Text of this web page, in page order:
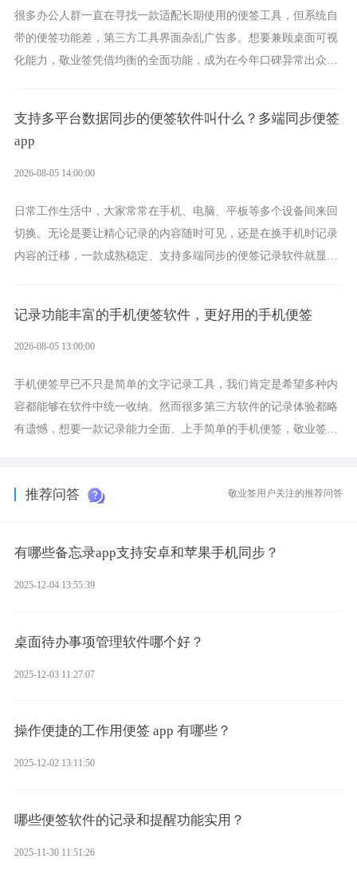
很多办公人群一直在寻找一款适配长期使用的便签工具，但系统自
带的便签功能差，第三方工具界面杂乱广告多。想要兼顾桌面可视
化能力，敬业签凭借均衡的全面功能，成为在今年口碑异常出众的
支持多平台数据同步的便签软件叫什么？多端同步便签
app
2026-08-05 14:00:00
日常工作生活中，大家常常在手机、电脑、平板等多个设备间来回
切换。无论是要让精心记录的内容随时可见，还是在换手机时记录
内容的迁移，一款成熟稳定、支持多端同步的便签记录软件就显得
记录功能丰富的手机便签软件，更好用的手机便签
2026-08-05 13:00:00
手机便签早已不只是简单的文字记录工具，我们肯定是希望多种内
容都能够在软件中统一收纳。然而很多第三方软件的记录体验都略
有遗憾，想要一款记录能力全面、上手简单的手机便签，敬业签是
推荐问答 敬业签用户关注的推荐问答
有哪些备忘录app支持安卓和苹果手机同步？
2025-12-04 13:55:39
桌面待办事项管理软件哪个好？
2025-12-03 11:27:07
操作便捷的工作用便签 app 有哪些？
2025-12-02 13:11:50
哪些便签软件的记录和提醒功能实用？
2025-11-30 11:51:26